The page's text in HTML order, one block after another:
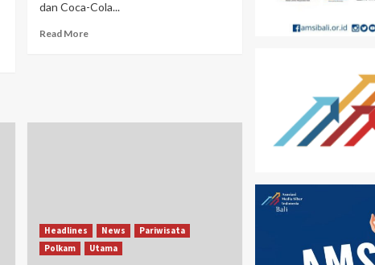
dan Coca-Cola...
Read More
Headlines News
Pariwisata
Polkam
Utama